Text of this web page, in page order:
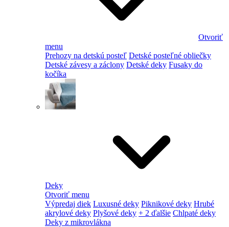
Otvoriť
menu
Prehozy na detskú posteľ Detské posteľné obliečky
Detské závesy a záclony Detské deky Fusaky do
kočíka
Deky
Otvoriť menu
Výpredaj diek Luxusné deky Piknikové deky Hrubé
akrylové deky Plyšové deky + 2 ďalšie Chlpaté deky
Deky z mikrovlákna